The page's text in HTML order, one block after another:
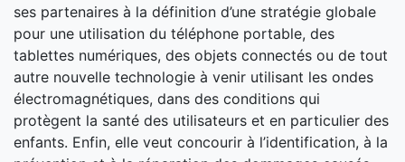
ses partenaires à la définition d’une stratégie globale
pour une utilisation du téléphone portable, des
tablettes numériques, des objets connectés ou de tout
autre nouvelle technologie à venir utilisant les ondes
électromagnétiques, dans des conditions qui
protègent la santé des utilisateurs et en particulier des
enfants. Enfin, elle veut concourir à l’identification, à la